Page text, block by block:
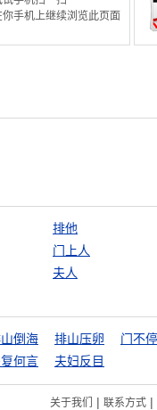
你手机上继续浏览此页面
排他
门上人
夫人
倒海 排山压卵
门不
何言 夫妇反目
关于我们 | 联系方式|